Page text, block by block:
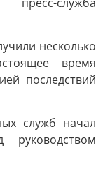
несколько
время
последствий
служб начал